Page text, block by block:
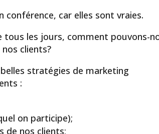
conférence, car elles sont vraies.
tous les jours, comment pouvons-
clients?
stratégies de marketing
:
on participe);
de nos clients;